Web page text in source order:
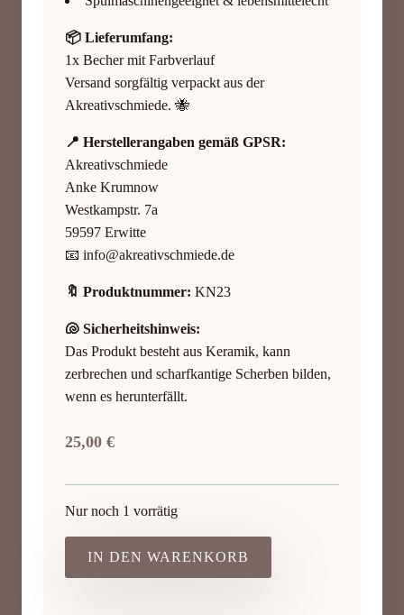
📦 Lieferumfang:
1x Becher mit Farbverlauf
Versand sorgfältig verpackt aus der
Akreativschmiede. 🐝
📍 Herstellerangaben gemäß GPSR:
Akreativschmiede
Anke Krumnow
Westkampstr. 7a
59597 Erwitte
📧 info@akreativschmiede.de
🔖 Produktnummer: KN23
🐚 Sicherheitshinweis:
Das Produkt besteht aus Keramik, kann
zerbrechen und scharfkantige Scherben bilden,
wenn es herunterfällt.
25,00 €
Nur noch 1 vorrätig
IN DEN WARENKORB